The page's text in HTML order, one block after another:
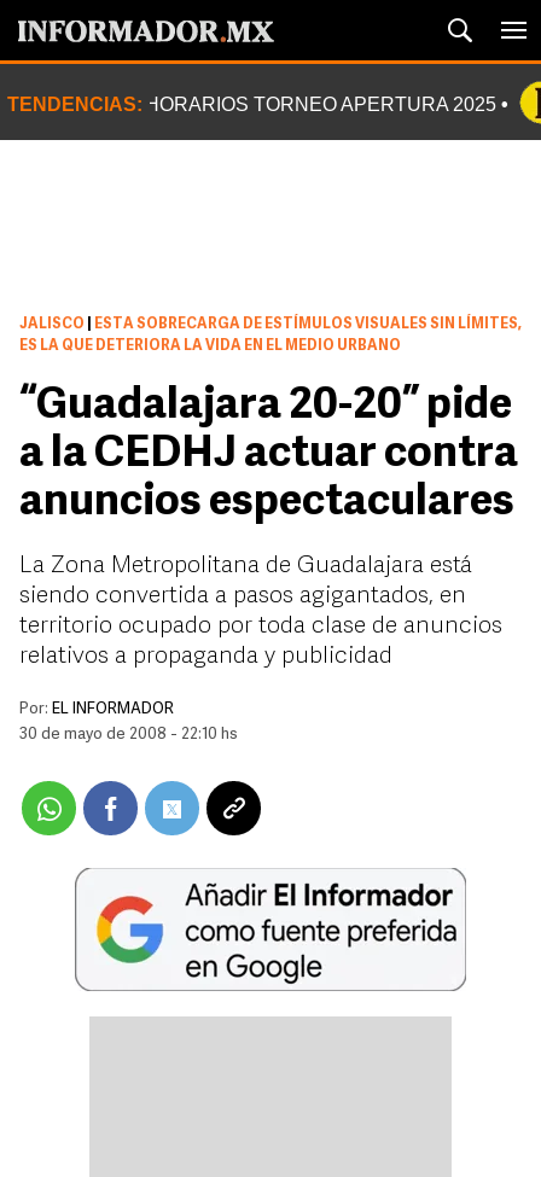
TENDENCIAS: HORARIOS TORNEO APERTURA 2025
JALISCO
ESTA SOBRECARGA DE ESTÍMULOS VISUALES SIN LÍMITES,
ES LA QUE DETERIORA LA VIDA EN EL MEDIO URBANO
“Guadalajara 20-20” pide
a la CEDHJ actuar contra
anuncios espectaculares
La Zona Metropolitana de Guadalajara está
siendo convertida a pasos agigantados, en
territorio ocupado por toda clase de anuncios
relativos a propaganda y publicidad
Por: EL INFORMADOR
30 de mayo de 2008 - 22:10 hs